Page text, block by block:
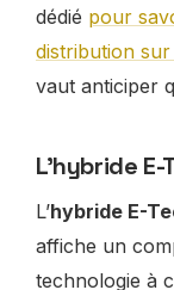
dédié pour
distribution
vaut anticiper
L’hybride
L’hybride E-
affiche un
technologie à